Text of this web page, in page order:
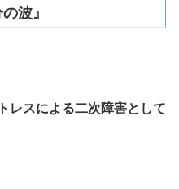
波』
レスによる二次障害として